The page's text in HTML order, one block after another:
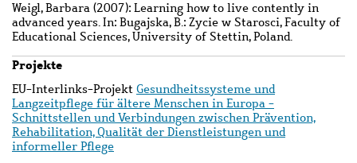
Weigl, Barbara (2007): Learning how to live contently in
advanced years. In: Bugajska, B.: Zycie w Starosci, Faculty of
Educational Sciences, University of Stettin, Poland.
Projekte
EU-Interlinks-Projekt Gesundheitssysteme und
Langzeitpflege für ältere Menschen in Europa -
Schnittstellen und Verbindungen zwischen Prävention,
Rehabilitation, Qualität der Dienstleistungen und
informeller Pflege